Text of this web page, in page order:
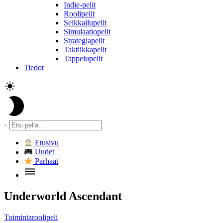
Indie-pelit
Roolipelit
Seikkailupelit
Simulaatiopelit
Strategiapelit
Taktiikkapelit
Tappelupelit
Tiedot
Etusivu
Uudet
Parhaat
Underworld Ascendant
Toimintaroolipeli